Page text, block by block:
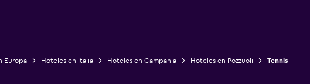
Europa Hoteles en Italia Hoteles en Campania Hoteles en Pozzuoli Tennis